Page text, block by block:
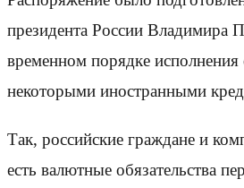
президента России Владимира
временном порядке исполнения
некоторыми иностранными
Так, российские граждане и
есть валютные обязательства